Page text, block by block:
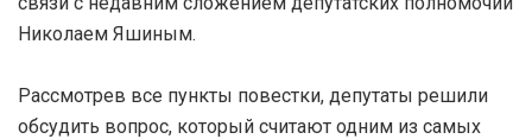
Николаем Яшиным.
Рассмотрев все пункты повестки, депутаты решили
обсудить вопрос, который считают одним из самых